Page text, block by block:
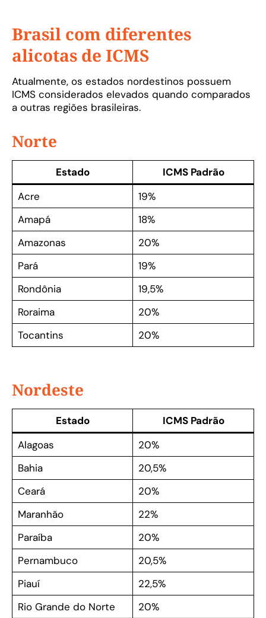
Brasil com diferentes
alicotas de ICMS
Atualmente, os estados nordestinos possuem
ICMS considerados elevados quando comparados
a outras regiões brasileiras.
Norte
Estado
ICMS Padrão
Acre
19%
Amapá
18%
Amazonas
20%
Pará
19%
Rondônia
19,5%
Roraima
20%
Tocantins
20%
Nordeste
Estado
ICMS Padrão
Alagoas
20%
Bahia
20,5%
Ceará
20%
Maranhão
22%
Paraíba
20%
Pernambuco
20,5%
Piauí
22,5%
Rio Grande do Norte
20%